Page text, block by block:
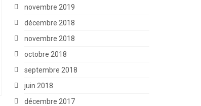
novembre 2019
décembre 2018
novembre 2018
octobre 2018
septembre 2018
juin 2018
décembre 2017